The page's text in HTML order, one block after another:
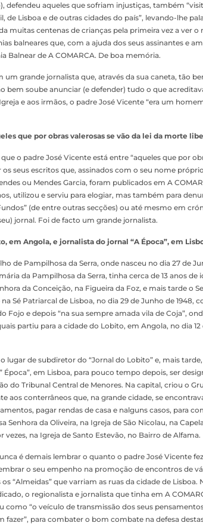
defendeu aqueles que sofriam injustiças, também
Lisboa e de outras cidades do país”, levando-lhe
muitas centenas de crianças pela primeira vez a ver o
balneares que, com a ajuda dos seus assinantes e
Balnear de A COMARCA. De boa memória.
grande jornalista que, através da sua caneta, tão
bem soube anunciar (e defender) tudo o que
e aos irmãos, o padre José Vicente “era um
que por obras valerosas se vão da lei da morte
o padre José Vicente está entre “aqueles que por
seus escritos que, assinados com o seu nome
ou Mendes Garcia, foram publicados em A
utilizou e serviu para elogiar, mas também para
(de entre outras secções) ou até mesmo em
jornal. Foi de facto um grande jornalista.
em Angola, e jornalista do jornal “A Época”, em
de Pampilhosa da Serra, onde nasceu no dia 27 de
da Pampilhosa da Serra, tinha cerca de 13 anos de
da Conceição, na Figueira da Foz, e mais tarde o
Sé Patriarcal de Lisboa, no dia 29 de Junho de 1948,
Fojo e depois “na sua sempre amada vila de Coja”,
partiu para a cidade do Lobito, em Angola, no dia 12
lugar de subdiretor do “Jornal do Lobito” e, mais
em Lisboa, para pouco tempo depois, ser
do Tribunal Central de Menores. Na capital, criou o
aos conterrâneos que, na grande cidade, se
pagar rendas de casa e nalguns casos, para
Senhora da Oliveira, na Igreja de São Nicolau, na
vezes, na Igreja de Santo Estevão, no Bairro de Alfama.
é demais lembrar o quanto o padre José Vicente
o seu empenho na promoção de encontros de
“Almeidas” que varriam as ruas da cidade de Lisboa.
o regionalista e jornalista que tinha em A
como “o veículo de transmissão dos seus
fazer”, para combater o bom combate na defesa